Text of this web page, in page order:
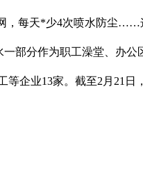
每天*少4次喷水防尘……
分作为职工澡堂、办公
企业13家。截至2月21日